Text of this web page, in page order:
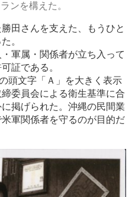
ンを構えた。
田さんを支えた、もうひと
。
軍属・関係者が立ち入って
証である。
頭文字「Ａ」を大きく表示
委員会による衛生基準に合
掲げられた。沖縄の民間業
軍関係者を守るのが目的だ